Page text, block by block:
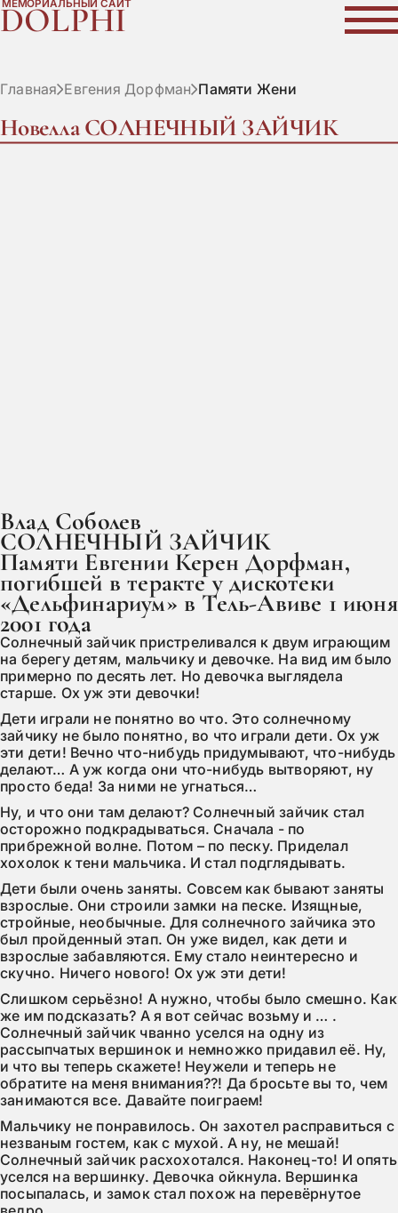
DOLPHI
МЕМОРИАЛЬНЫЙ САЙТ
Главная Евгения Дорфман Памяти Жени
Новелла СОЛНЕЧНЫЙ ЗАЙЧИК
Влад Соболев
СОЛНЕЧНЫЙ ЗАЙЧИК
Памяти Евгении Керен Дорфман,
погибшей в теракте у дискотеки
«Дельфинариум» в Тель-Авиве 1 июня
2001 года
Солнечный зайчик пристреливался к двум играющим
на берегу детям, мальчику и девочке. На вид им было
примерно по десять лет. Но девочка выглядела
старше. Ох уж эти девочки!
Дети играли не понятно во что. Это солнечному
зайчику не было понятно, во что играли дети. Ох уж
эти дети! Вечно что-нибудь придумывают, что-нибудь
делают… А уж когда они что-нибудь вытворяют, ну
просто беда! За ними не угнаться…
Ну, и что они там делают? Солнечный зайчик стал
осторожно подкрадываться. Сначала - по
прибрежной волне. Потом – по песку. Приделал
хохолок к тени мальчика. И стал подглядывать.
Дети были очень заняты. Совсем как бывают заняты
взрослые. Они строили замки на песке. Изящные,
стройные, необычные. Для солнечного зайчика это
был пройденный этап. Он уже видел, как дети и
взрослые забавляются. Ему стало неинтересно и
скучно. Ничего нового! Ох уж эти дети!
Слишком серьёзно! А нужно, чтобы было смешно. Как
же им подсказать? А я вот сейчас возьму и … .
Солнечный зайчик чванно уселся на одну из
рассыпчатых вершинок и немножко придавил её. Ну,
и что вы теперь скажете! Неужели и теперь не
обратите на меня внимания??! Да бросьте вы то, чем
занимаются все. Давайте поиграем!
Мальчику не понравилось. Он захотел расправиться с
незваным гостем, как с мухой. А ну, не мешай!
Солнечный зайчик расхохотался. Наконец-то! И опять
уселся на вершинку. Девочка ойкнула. Вершинка
посыпалась, и замок стал похож на перевёрнутое